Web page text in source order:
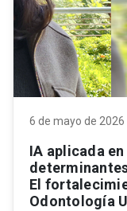
6 de mayo de 2026
IA aplicada
El
Odontología